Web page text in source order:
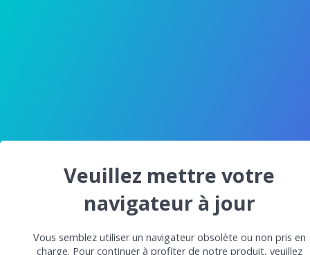
Veuillez mettre votre
navigateur à jour
Vous semblez utiliser un navigateur obsolète ou non pris en
charge. Pour continuer à profiter de notre produit, veuillez